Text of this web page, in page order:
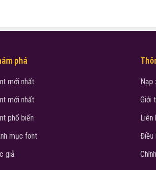
phá
mới nhất
mới nhất
phổ biến
mục font
giả
Nạp
Giới
Liên
Điều